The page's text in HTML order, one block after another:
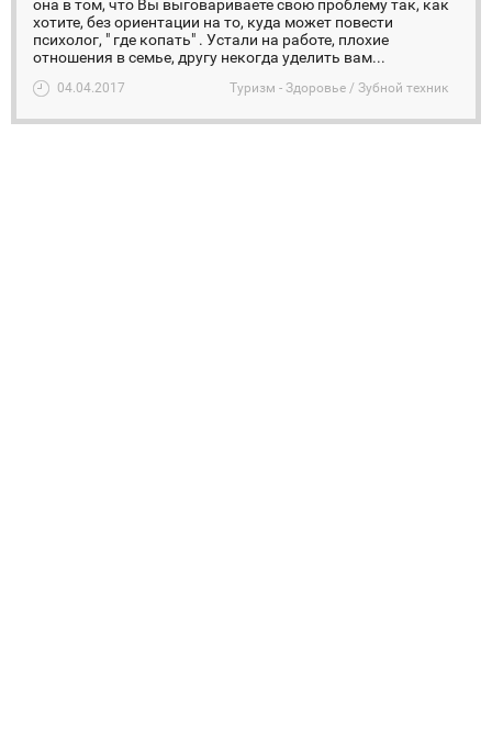
она в том, что Вы выговариваете свою проблему так, как
хотите, без ориентации на то, куда может повести
психолог, " где копать" . Устали на работе, плохие
отношения в семье, другу некогда уделить вам...
04.04.2017 Туризм - Здоровье / Зубной техник